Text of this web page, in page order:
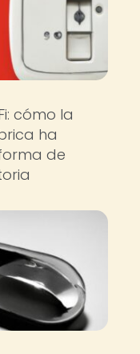
cómo la
ha
de